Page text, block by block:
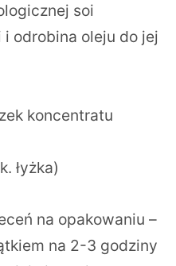
soi
odrobina oleju do jej
koncentratu
łyżka)
na opakowaniu –
na 2-3 godziny